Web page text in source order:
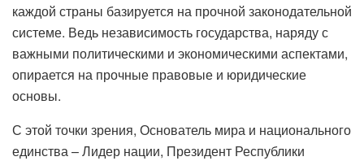
каждой страны базируется на прочной законодательной
системе. Ведь независимость государства, наряду с
важными политическими и экономическими аспектами,
опирается на прочные правовые и юридические
основы.
С этой точки зрения, Основатель мира и национального
единства – Лидер нации, Президент Республики